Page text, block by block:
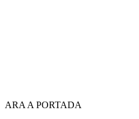
ARA A PORTADA